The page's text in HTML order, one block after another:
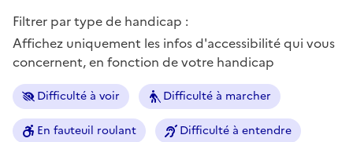
Filtrer par type de handicap :
Affichez uniquement les infos d'accessibilité qui vous
concernent, en fonction de votre handicap
Difficulté à voir Difficulté à marcher
En fauteuil roulant Difficulté à entendre